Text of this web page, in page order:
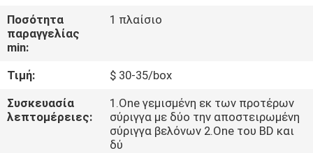
ΈΛΕΓΧΟΣ
ΠΟΙΌΤΗΤΑΣ
ΕΠΙΚΟΙΝΩΝΉΣΤΕ
ΜΑΖΊ
Ποσότητα
παραγγελίας
min:
1 πλαίσιο
Τιμή:
$ 30-35/box
Συσκευασία
λεπτομέρειες:
1.One γεμισμένη εκ των προτέρων
σύριγγα με δύο την αποστειρωμένη
σύριγγα βελόνων 2.One του BD και
δύ